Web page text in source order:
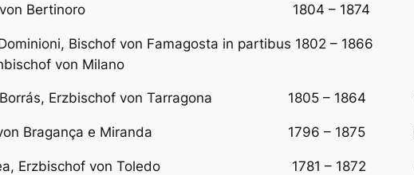
Bischof von Bertinoro 1804 – 1874
Bischof von Famagosta in partibus 1802 – 1866
von Milano
y Borrás, Erzbischof von Tarragona 1805 – 1864
von Bragança e Miranda 1796 – 1875
Brea, Erzbischof von Toledo 1781 – 1872